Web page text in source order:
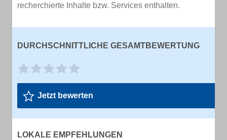
recherchierte Inhalte bzw. Services enthalten.
DURCHSCHNITTLICHE GESAMTBEWERTUNG
Jetzt bewerten
LOKALE EMPFEHLUNGEN